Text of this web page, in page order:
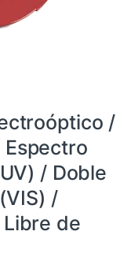
/
Espectro
/ Doble
/
de